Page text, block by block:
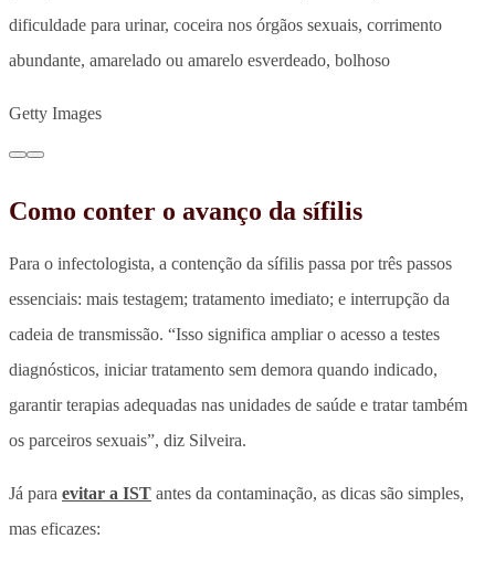
dificuldade para urinar, coceira nos órgãos sexuais, corrimento
abundante, amarelado ou amarelo esverdeado, bolhoso
Getty Images
Como conter o avanço da sífilis
Para o infectologista, a contenção da sífilis passa por três passos
essenciais: mais testagem; tratamento imediato; e interrupção da
cadeia de transmissão. “Isso significa ampliar o acesso a testes
diagnósticos, iniciar tratamento sem demora quando indicado,
garantir terapias adequadas nas unidades de saúde e tratar também
os parceiros sexuais”, diz Silveira.
Já para evitar a IST antes da contaminação, as dicas são simples,
mas eficazes: